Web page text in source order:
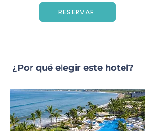
RESERVAR
¿Por qué elegir este hotel?